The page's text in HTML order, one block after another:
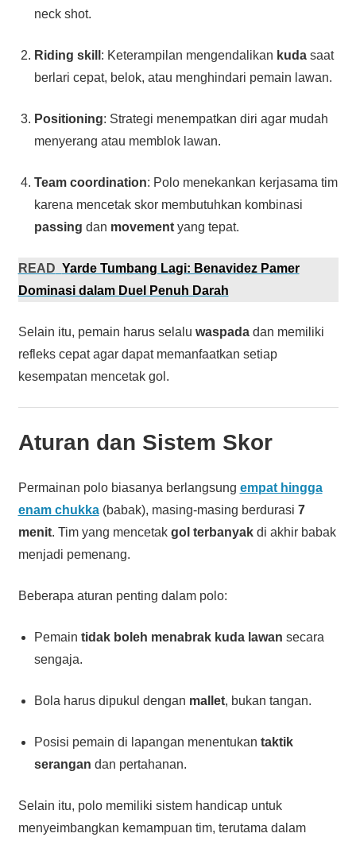
neck shot.
Riding skill : Keterampilan mengendalikan kudasaat
berlari cepat, belok, atau menghindari pemain lawan.
Positioning: Strategi menempatkan diri agar mudah
menyerang atau memblok lawan.
Team coordination: Polo menekankan kerjasama tim
karena mencetak skor membutuhkan kombinasi
passing dan movementyang tepat.
READ Yarde Tumbang Lagi: Benavidez Pamer
Dominasi dalam Duel Penuh Darah
Selain itu, pemain harus selalu waspadadan memiliki
refleks cepat agar dapat memanfaatkan setiap
kesempatan mencetak gol.
Aturan dan Sistem Skor
Permainan polo biasanya berlangsung empat hingga
enam chukka(babak), masing-masing berdurasi 7
menit. Tim yang mencetak gol terbanyakdi akhir babak
menjadi pemenang.
Beberapa aturan penting dalam polo:
Pemain tidak boleh menabrak kuda lawan secara
sengaja.
Bola harus dipukul dengan mallet, bukan tangan.
Posisi pemain di lapangan menentukan taktik
serangan dan pertahanan.
Selain itu, polo memiliki sistem handicap untuk
menyeimbangkan kemampuan tim, terutama dalam